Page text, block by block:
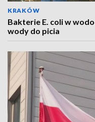
KRAKÓW
Bakterie E. coli w
wody do picia